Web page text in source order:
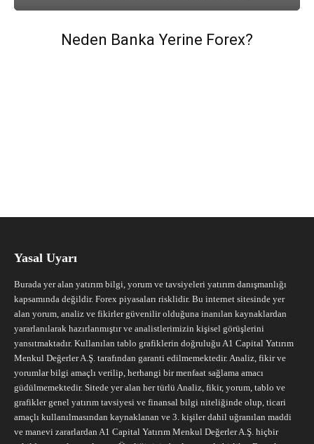
Neden Banka Yerine Forex?
Yasal Uyarı
Burada yer alan yatırım bilgi, yorum ve tavsiyeleri yatırım danışmanlığı
kapsamında değildir. Forex piyasaları risklidir. Bu internet sitesinde yer
alan yorum, analiz ve fikirler güvenilir olduğuna inanılan kaynaklardan
yararlanılarak hazırlanmıştır ve analistlerimizin kişisel görüşlerini
yansıtmaktadır. Kullanılan tablo grafiklerin doğruluğu A1 Capital Yatırım
Menkul Değerler A.Ş. tarafından garanti edilmemektedir. Analiz, fikir ve
yorumlar bilgi amaçlı verilip, herhangi bir menfaat sağlama amacı
güdülmemektedir. Sitede yer alan her türlü Analiz, fikir, yorum, tablo ve
grafikler genel yatırım tavsiyesi ve finansal bilgi niteliğinde olup, ticari
amaçlı kullanılmasından kaynaklanan ve 3. kişiler dahil uğranılan maddi
ve manevi zararlardan A1 Capital Yatırım Menkul Değerler A.Ş. hiçbir